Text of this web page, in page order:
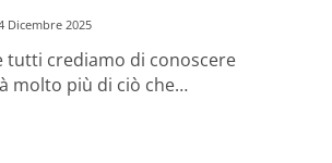
Dicembre 2025
tutti crediamo di conoscere
molto più di ciò che…